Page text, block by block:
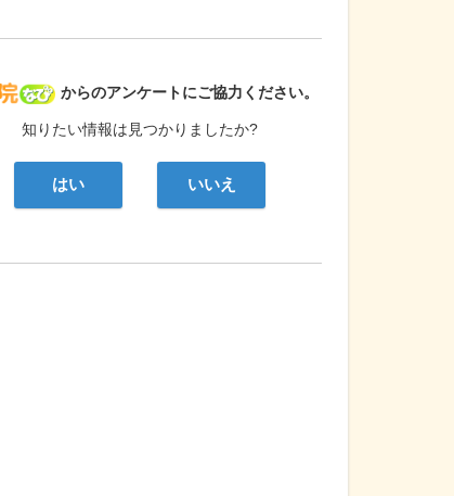
病院なび
からのアンケートにご協力ください。
知りたい情報は見つかりましたか?
はい いいえ